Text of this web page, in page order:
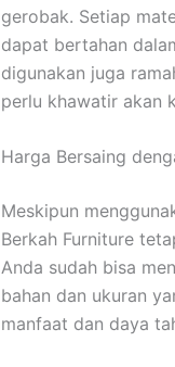
gerobak. Setiap
dapat bertahan
digunakan juga
perlu khawatir akan
Harga Bersaing
Meskipun
Berkah Furniture
Anda sudah bisa
bahan dan ukuran
manfaat dan daya